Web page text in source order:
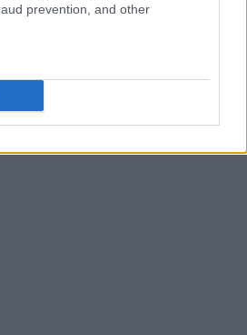
prevention, and other
ρούχα στην